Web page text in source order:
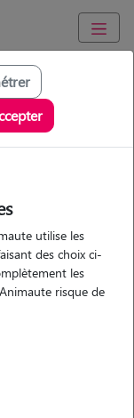
à
utilise les
des choix ci-
les
risque de